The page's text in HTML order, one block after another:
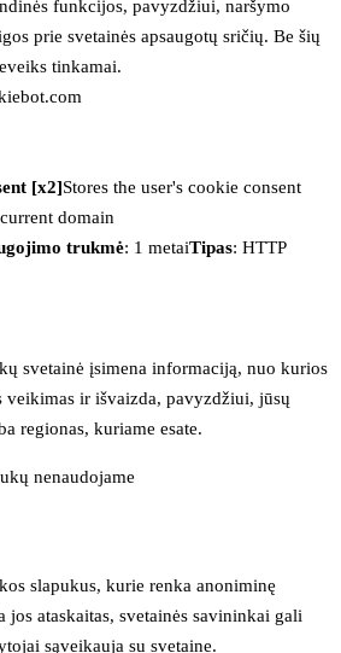
funkcijos, pavyzdžiui, naršymo
prie svetainės apsaugotų sričių. Be šių
tinkamai.
[x2]Stores the user's cookie consent
domain
trukmė: 1 metaiTipas: HTTP
svetainė įsimena informaciją, nuo kurios
veikimas ir išvaizda, pavyzdžiui, jūsų
regionas, kuriame esate.
nenaudojame
slapukus, kurie renka anoniminę
ataskaitas, svetainės savininkai gali
sąveikauja su svetaine.